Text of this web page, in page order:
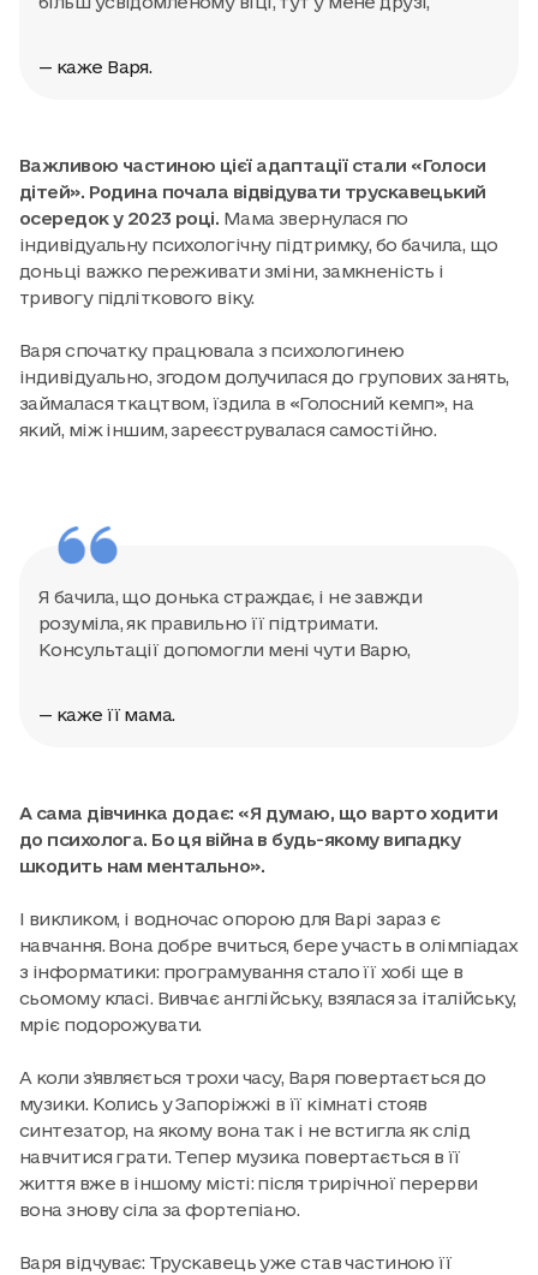
— каже Варя.
Важливою частиною цієї адаптації стали «Голоси
дітей». Родина почала відвідувати трускавецький
осередок у 2023 році. Мама звернулася по
індивідуальну психологічну підтримку, бо бачила, що
доньці важко переживати зміни, замкненість і
тривогу підліткового віку.
Варя спочатку працювала з психологинею
індивідуально, згодом долучилася до групових занять,
займалася ткацтвом, їздила в «Голосний кемп», на
який, між іншим, зареєструвалася самостійно.
Я бачила, що донька страждає, і не завжди
розуміла, як правильно її підтримати.
Консультації допомогли мені чути Варю,
— каже її мама.
А сама дівчинка додає: «Я думаю, що варто ходити
до психолога. Бо ця війна в будь-якому випадку
шкодить нам ментально».
І викликом, і водночас опорою для Варі зараз є
навчання. Вона добре вчиться, бере участь в олімпіадах
з інформатики: програмування стало її хобі ще в
сьомому класі. Вивчає англійську, взялася за італійську,
мріє подорожувати.
А коли з’являється трохи часу, Варя повертається до
музики. Колись у Запоріжжі в її кімнаті стояв
синтезатор, на якому вона так і не встигла як слід
навчитися грати. Тепер музика повертається в її
життя вже в іншому місті: після трирічної перерви
вона знову сіла за фортепіано.
Варя відчуває: Трускавець уже став частиною її